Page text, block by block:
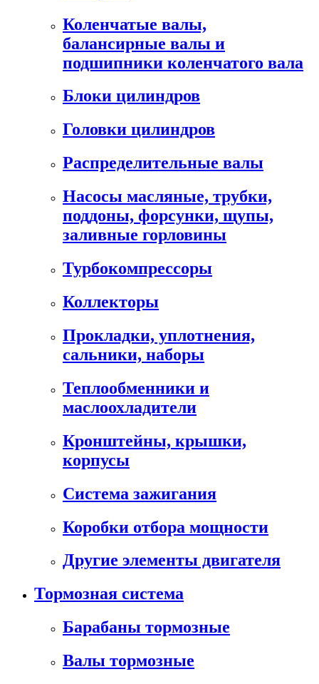
Коленчатые валы,
балансирные валы и
подшипники коленчатого вала
Блоки цилиндров
Головки цилиндров
Распределительные валы
Насосы масляные, трубки,
поддоны, форсунки, щупы,
заливные горловины
Турбокомпрессоры
Коллекторы
Прокладки, уплотнения,
сальники, наборы
Теплообменники и
маслоохладители
Кронштейны, крышки,
корпусы
Cистема зажигания
Коробки отбора мощности
Другие элементы двигателя
Тормозная система
Барабаны тормозные
Валы тормозные